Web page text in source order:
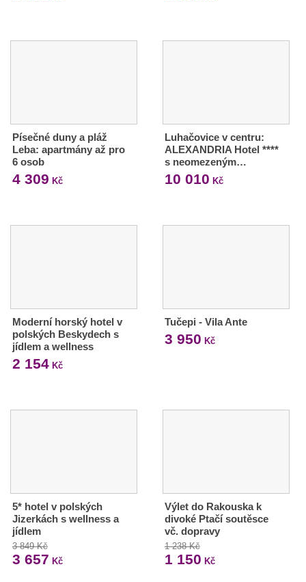
Písečné duny a pláž
Leba: apartmány až pro
6 osob
4 309 Kč
Luhačovice v centru:
ALEXANDRIA Hotel ****
s neomezeným…
10 010 Kč
Moderní horský hotel v
polských Beskydech s
jídlem a wellness
2 154 Kč
Tučepi - Vila Ante
3 950 Kč
5* hotel v polských
Jizerkách s wellness a
jídlem
3 849 Kč
3 657 Kč
Výlet do Rakouska k
divoké Ptačí soutěsce
vč. dopravy
1 238 Kč
1 150 Kč